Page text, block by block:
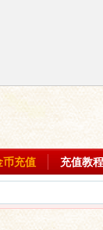
币充值 充值教程